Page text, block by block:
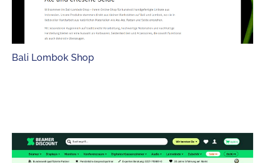
Bali Lombok Shop